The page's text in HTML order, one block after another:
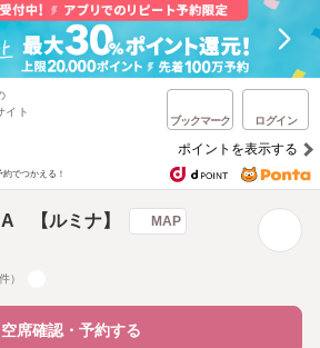
イト
ブックマーク ログイン
ポイントを表示する
でつかえる！
【ルミナ】 MAP
）
空席確認・予約する